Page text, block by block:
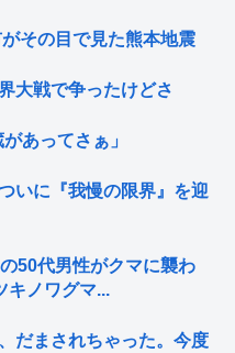
その目で見た熊本地震
大戦で争ったけどさ
あってさぁ」
いに『我慢の限界』を迎
50代男性がクマに襲わ
キノワグマ...
だまされちゃった。今度